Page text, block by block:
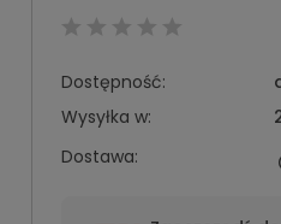
Dostępność:
Wysyłka w:
Dostawa: